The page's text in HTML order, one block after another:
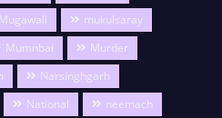
Mugawali
mukulsaray
Mumnbai
Murder
Narsinghgarh
National
neemach